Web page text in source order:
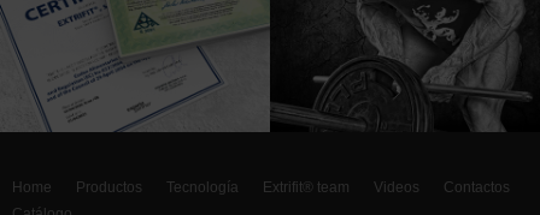
Home Productos Tecnología Extrifit® team Videos
Contactos